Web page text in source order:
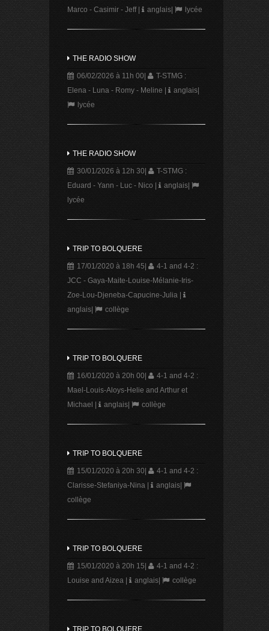
Marco - Casimir - Jeff| anglais| lycée
THE RADIO SHOW
06/02/2026 à 11h 00|
T-STMG :
Elena - Luna - Romy - Meline
anglais|
lycée
THE RADIO SHOW
30/01/2026 à 12h 30
T-STMG :
Eduard - Yann - Luc - Nico
anglais|
lycée
TRIP TO BOLQUERE
17/01/2020 à 18h 45
4-1 and 4-2 :
JCC - Gaya-Maite-Louise-Mélanie-Iris-
Zoe-Lou-Djeneba-Capucine-Julia
anglais| collège
TRIP TO BOLQUERE
16/01/2020 à 20h 00
4-1 and 4-2 :
Mael-Louis-Aloys-Helie and Arthur et
Michael
anglais| collège
TRIP TO BOLQUERE
15/01/2020 à 20h 30|
4-1 and 4-2 :
Clarisse-Stefaniya-Nina
anglais|
collège
TRIP TO BOLQUERE
15/01/2020 à 20h 15
4-1 and 4-2 :
Louise and Aizea
anglais| collège
TRIP TO BOLQUERE